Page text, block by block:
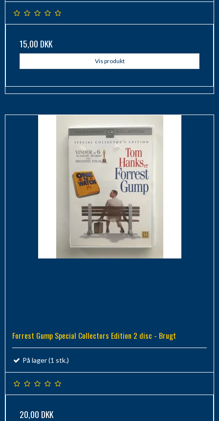
15,00 DKK
Vis produkt
Forrest Gump Special Collectors Edition 2 disc - Brugt
På lager (1 stk.)
20,00 DKK